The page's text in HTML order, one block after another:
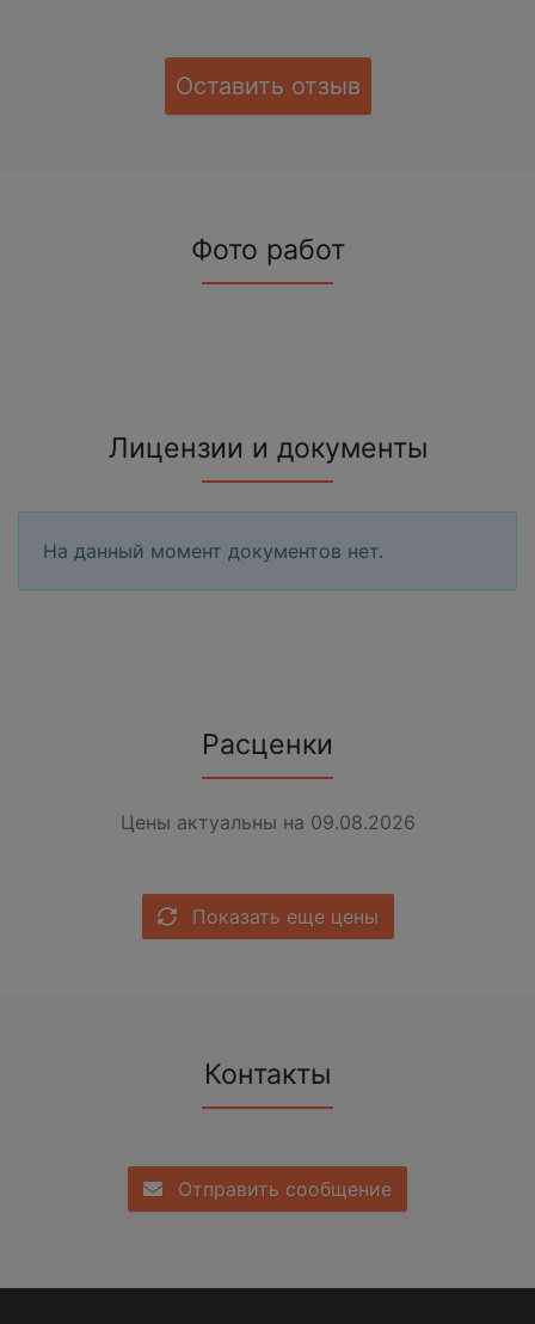
Оставить отзыв
Фото работ
Лицензии и документы
На данный момент документов нет.
Расценки
Цены актуальны на 09.08.2026
Показать еще цены
Контакты
Отправить сообщение